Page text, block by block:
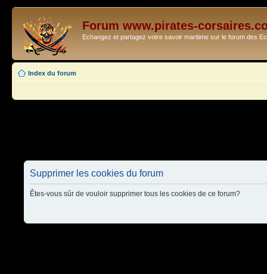
Forum www.pirates-
Echangez et partagez votre savoir maritime sur le forum des
Index du forum
Supprimer les cookies du forum
Êtes-vous sûr de vouloir supprimer tous les cookies de ce forum?